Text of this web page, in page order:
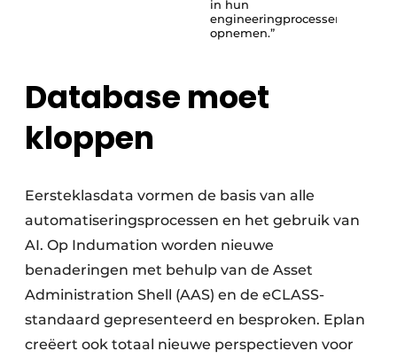
in hun
engineeringprocessen
opnemen.”
Database moet
kloppen
Eersteklasdata vormen de basis van alle
automatiseringsprocessen en het gebruik van
AI. Op Indumation worden nieuwe
benaderingen met behulp van de Asset
Administration Shell (AAS) en de eCLASS-
standaard gepresenteerd en besproken. Eplan
creëert ook totaal nieuwe perspectieven voor